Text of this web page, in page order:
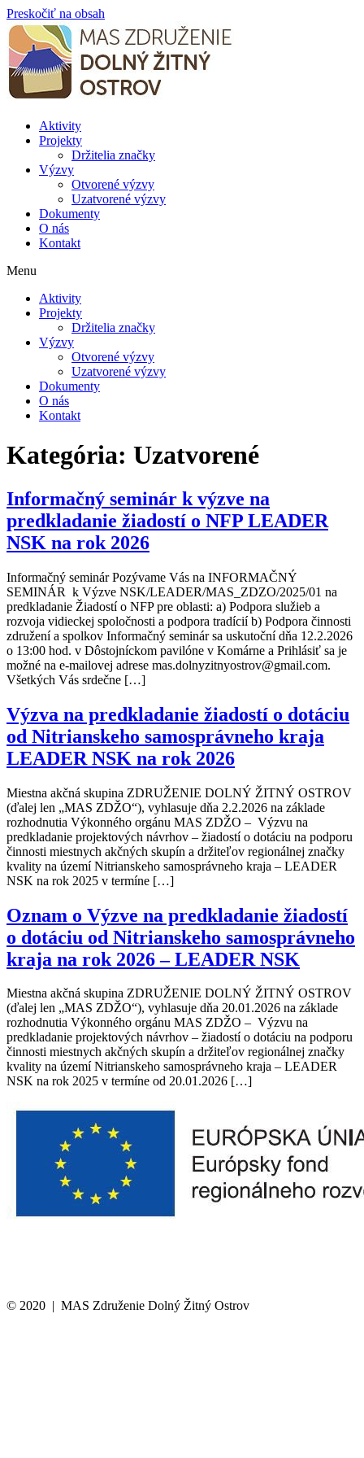
Preskočiť na obsah
Aktivity
Projekty
Držitelia značky
Výzvy
Otvorené výzvy
Uzatvorené výzvy
Dokumenty
O nás
Kontakt
Menu
Aktivity
Projekty
Držitelia značky
Výzvy
Otvorené výzvy
Uzatvorené výzvy
Dokumenty
O nás
Kontakt
Kategória: Uzatvorené
Informačný seminár k výzve na
predkladanie žiadostí o NFP LEADER
NSK na rok 2026
Informačný seminár Pozývame Vás na INFORMAČNÝ
SEMINÁR k Výzve NSK/LEADER/MAS_ZDZO/2025/01 na
predkladanie Žiadostí o NFP pre oblasti: a) Podpora služieb a
rozvoja vidieckej spoločnosti a podpora tradícií b) Podpora činnosti
združení a spolkov Informačný seminár sa uskutoční dňa 12.2.2026
o 13:00 hod. v Dôstojníckom pavilóne v Komárne a Prihlásiť sa je
možné na e-mailovej adrese mas.dolnyzitnyostrov@gmail.com.
Všetkých Vás srdečne […]
Výzva na predkladanie žiadostí o dotáciu
od Nitrianskeho samosprávneho kraja
LEADER NSK na rok 2026
Miestna akčná skupina ZDRUŽENIE DOLNÝ ŽITNÝ OSTROV
(ďalej len „MAS ZDŽO“), vyhlasuje dňa 2.2.2026 na základe
rozhodnutia Výkonného orgánu MAS ZDŽO – Výzvu na
predkladanie projektových návrhov – žiadostí o dotáciu na podporu
činnosti miestnych akčných skupín a držiteľov regionálnej značky
kvality na území Nitrianskeho samosprávneho kraja – LEADER
NSK na rok 2025 v termíne […]
Oznam o Výzve na predkladanie žiadostí
o dotáciu od Nitrianskeho samosprávneho
kraja na rok 2026 – LEADER NSK
Miestna akčná skupina ZDRUŽENIE DOLNÝ ŽITNÝ OSTROV
(ďalej len „MAS ZDŽO“), vyhlasuje dňa 20.01.2026 na základe
rozhodnutia Výkonného orgánu MAS ZDŽO – Výzvu na
predkladanie projektových návrhov – žiadostí o dotáciu na podporu
činnosti miestnych akčných skupín a držiteľov regionálnej značky
kvality na území Nitrianskeho samosprávneho kraja – LEADER
NSK na rok 2025 v termíne od 20.01.2026 […]
© 2020 | MAS Združenie Dolný Žitný Ostrov